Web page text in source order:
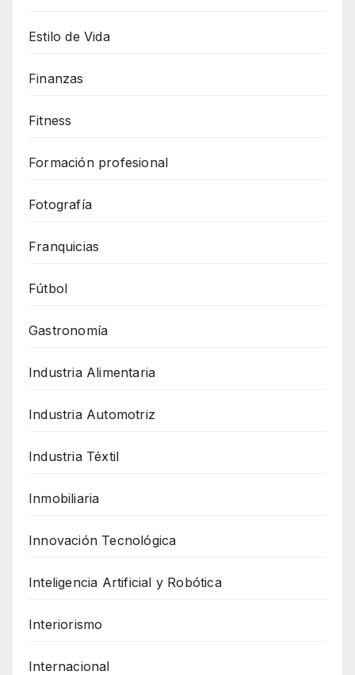
Estilo de Vida
Finanzas
Fitness
Formación profesional
Fotografía
Franquicias
Fútbol
Gastronomía
Industria Alimentaria
Industria Automotriz
Industria Téxtil
Inmobiliaria
Innovación Tecnológica
Inteligencia Artificial y Robótica
Interiorismo
Internacional